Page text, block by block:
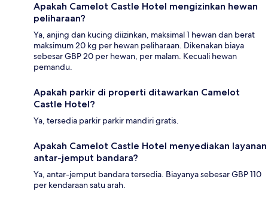
Apakah Camelot Castle Hotel mengizinkan hewan
peliharaan?
Ya, anjing dan kucing diizinkan, maksimal 1 hewan dan berat
maksimum 20 kg per hewan peliharaan. Dikenakan biaya
sebesar GBP 20 per hewan, per malam. Kecuali hewan
pemandu.
Apakah parkir di properti ditawarkan Camelot
Castle Hotel?
Ya, tersedia parkir parkir mandiri gratis.
Apakah Camelot Castle Hotel menyediakan layanan
antar-jemput bandara?
Ya, antar-jemput bandara tersedia. Biayanya sebesar GBP 110
per kendaraan satu arah.